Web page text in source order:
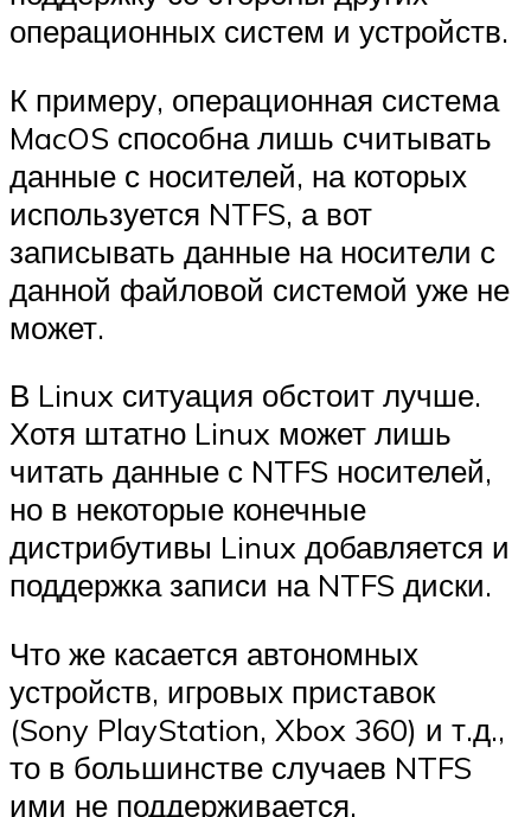
операционных систем и устройств.
К примеру, операционная система
MacOS способна лишь считывать
данные с носителей, на которых
используется NTFS, а вот
записывать данные на носители с
данной файловой системой уже не
может.
В Linux ситуация обстоит лучше.
Хотя штатно Linux может лишь
читать данные с NTFS носителей,
но в некоторые конечные
дистрибутивы Linux добавляется и
поддержка записи на NTFS диски.
Что же касается автономных
устройств, игровых приставок
(Sony PlayStation, Xbox 360) и т.д.,
то в большинстве случаев NTFS
ими не поддерживается.